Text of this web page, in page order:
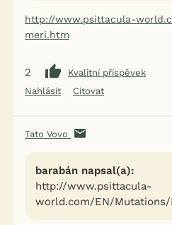
http://www.psittacula-
meri.htm
2
Kvalitní příspěvek
Nahlásit
Citovat
Tato Vovo
barabán napsal(a):
http://www.psittacula-
world.com/EN/